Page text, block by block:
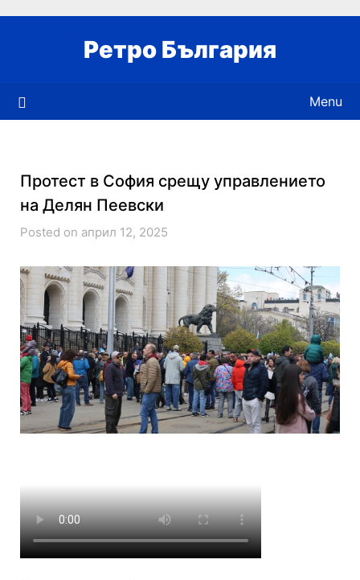
Ретро България
Menu
Протест в София срещу управлението
на Делян Пеевски
Posted on април 12, 2025